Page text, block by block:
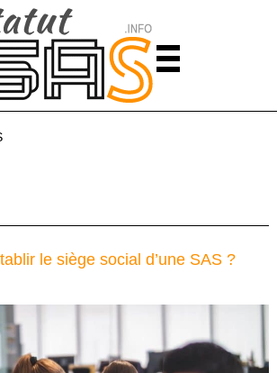
le siège social d’une SAS ?